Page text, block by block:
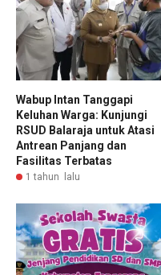
Wabup Intan Tanggapi
Keluhan Warga: Kunjungi
RSUD Balaraja untuk Atasi
Antrean Panjang dan
Fasilitas Terbatas
1 tahun lalu